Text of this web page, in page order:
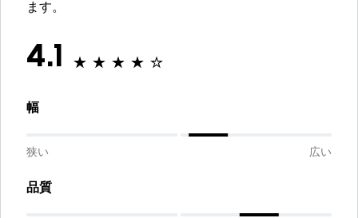
ます。
4.1
幅
狭い 広い
品質